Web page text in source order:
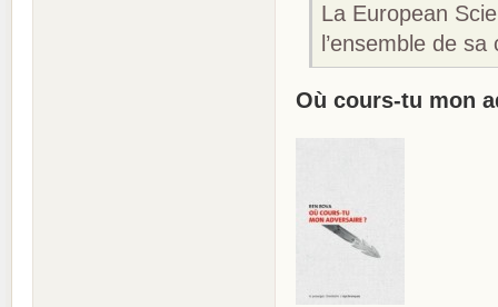
La European
l’ensemble de
Où cours-tu mon